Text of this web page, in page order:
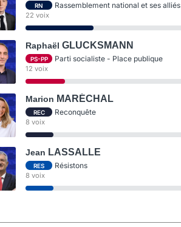
RN Rassemblement national et ses alliés
22 voix
RaphaëlGLUCKSMANN
PS-PP Parti socialiste - Place publique
12 voix
Marion MARÉCHAL
REC Reconquête
8 voix
Jean LASSALLE
RES Résistons
8 voix